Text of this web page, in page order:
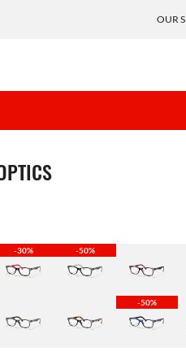
OUR
usunięty z Twojej listy życzeń
-30% -50%
-50%